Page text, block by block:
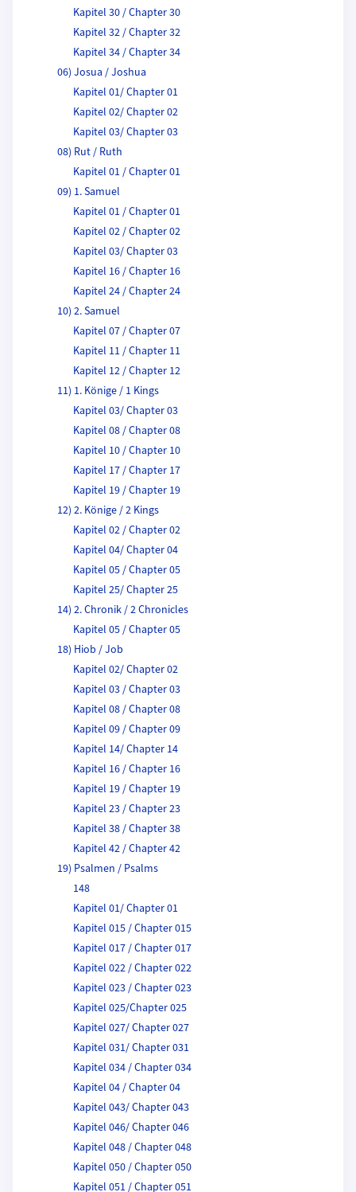
Kapitel 30 / Chapter 30
Kapitel 32 / Chapter 32
Kapitel 34 / Chapter 34
06) Josua / Joshua
Kapitel 01/ Chapter 01
Kapitel 02/ Chapter 02
Kapitel 03/ Chapter 03
08) Rut / Ruth
Kapitel 01 / Chapter 01
09) 1. Samuel
Kapitel 01 / Chapter 01
Kapitel 02 / Chapter 02
Kapitel 03/ Chapter 03
Kapitel 16 / Chapter 16
Kapitel 24 / Chapter 24
10) 2. Samuel
Kapitel 07 / Chapter 07
Kapitel 11 / Chapter 11
Kapitel 12 / Chapter 12
11) 1. Könige / 1 Kings
Kapitel 03/ Chapter 03
Kapitel 08 / Chapter 08
Kapitel 10 / Chapter 10
Kapitel 17 / Chapter 17
Kapitel 19 / Chapter 19
12) 2. Könige / 2 Kings
Kapitel 02 / Chapter 02
Kapitel 04/ Chapter 04
Kapitel 05 / Chapter 05
Kapitel 25/ Chapter 25
14) 2. Chronik / 2 Chronicles
Kapitel 05 / Chapter 05
18) Hiob / Job
Kapitel 02/ Chapter 02
Kapitel 03 / Chapter 03
Kapitel 08 / Chapter 08
Kapitel 09 / Chapter 09
Kapitel 14/ Chapter 14
Kapitel 16 / Chapter 16
Kapitel 19 / Chapter 19
Kapitel 23 / Chapter 23
Kapitel 38 / Chapter 38
Kapitel 42 / Chapter 42
19) Psalmen / Psalms
148
Kapitel 01/ Chapter 01
Kapitel 015 / Chapter 015
Kapitel 017 / Chapter 017
Kapitel 022 / Chapter 022
Kapitel 023 / Chapter 023
Kapitel 025/Chapter 025
Kapitel 027/ Chapter 027
Kapitel 031/ Chapter 031
Kapitel 034 / Chapter 034
Kapitel 04 / Chapter 04
Kapitel 043/ Chapter 043
Kapitel 046/ Chapter 046
Kapitel 048 / Chapter 048
Kapitel 050 / Chapter 050
Kapitel 051 / Chapter 051